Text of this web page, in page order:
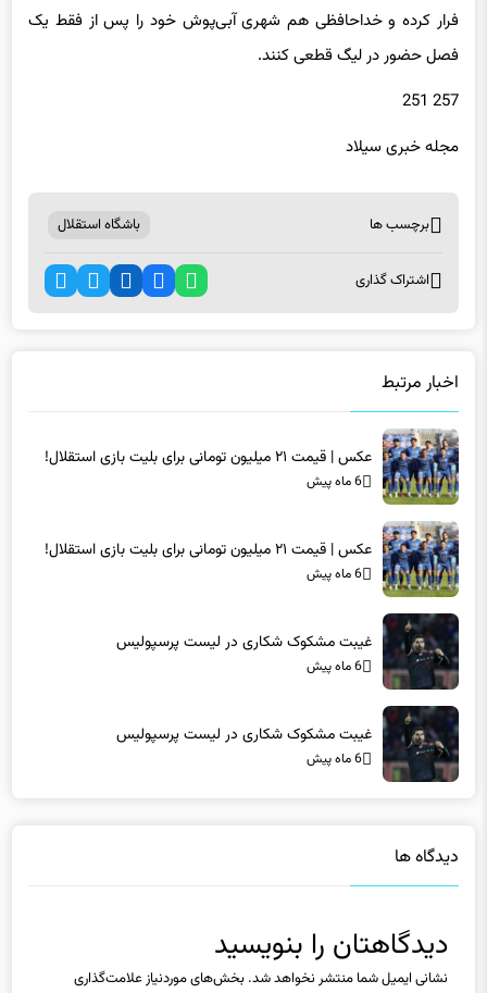
فرار کرده و خداحافظی هم شهری آبی‌پوش خود را پس از فقط یک
فصل حضور در لیگ قطعی کنند.
257 251
مجله خبری سیلاد
برچسب ها باشگاه استقلال
اشتراک گذاری
اخبار مرتبط
عکس | قیمت ۲۱ میلیون تومانی برای بلیت بازی استقلال!
6 ماه پیش
عکس | قیمت ۲۱ میلیون تومانی برای بلیت بازی استقلال!
6 ماه پیش
غیبت مشکوک شکاری در لیست پرسپولیس
6 ماه پیش
غیبت مشکوک شکاری در لیست پرسپولیس
6 ماه پیش
دیدگاه ها
دیدگاهتان را بنویسید
نشانی ایمیل شما منتشر نخواهد شد. بخش‌های موردنیاز علامت‌گذاری